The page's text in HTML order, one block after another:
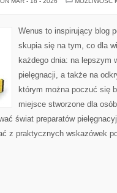
Wenus to inspirujący blog
skupia się na tym, co dla
każdego dnia: na lepszym
pielęgnacji, a także na
którym można poczuć się
miejsce stworzone dla
świat preparatów
z praktycznych wskazówek